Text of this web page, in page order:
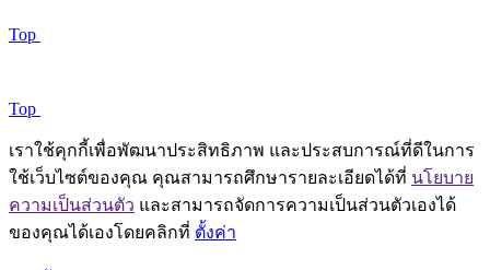
Top
Top
เราใช้คุกกี้เพื่อพัฒนาประสิทธิภาพ และประสบการณ์ที่ดีในการ
ใช้เว็บไซต์ของคุณ คุณสามารถศึกษารายละเอียดได้ที่ นโยบาย
ความเป็นส่วนตัว และสามารถจัดการความเป็นส่วนตัวเองได้
ของคุณได้เองโดยคลิกที่ ตั้งค่า